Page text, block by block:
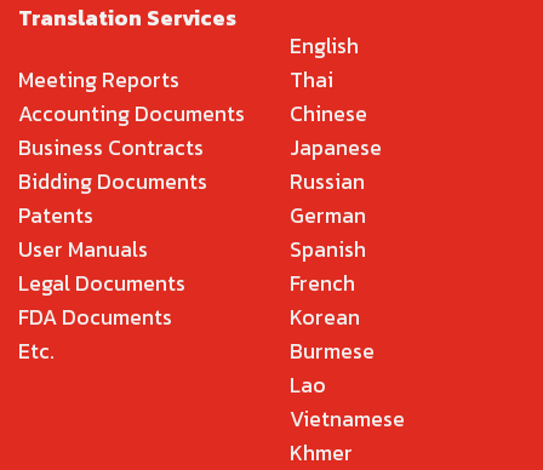
Translation Services
Meeting Reports
Accounting Documents
Business Contracts
Bidding Documents
Patents
User Manuals
Legal Documents
FDA Documents
Etc.
English
Thai
Chinese
Japanese
Russian
German
Spanish
French
Korean
Burmese
Lao
Vietnamese
Khmer